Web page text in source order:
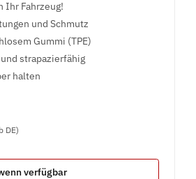
Ihr Fahrzeug!
und Schmutz
Gummi (TPE)
strapazierfähig
halten
DE)
verfügbar